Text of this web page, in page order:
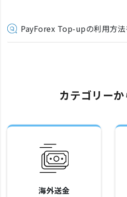
PayForex Top-upの利用方法
カテゴリー
海外送金